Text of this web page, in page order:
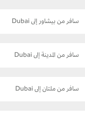
سافر من بيشاور إلى Dubai
سافر من المدينة إلى Dubai
سافر من ملتان إلى Dubai